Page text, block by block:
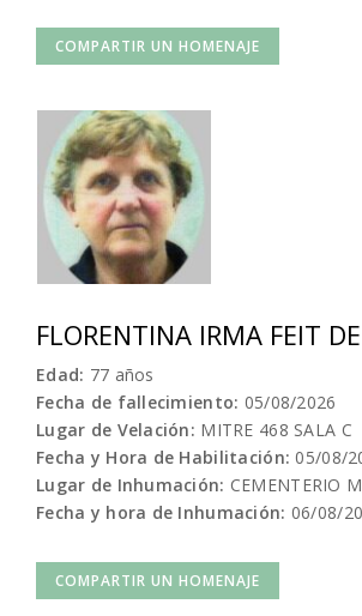
COMPARTIR UN HOMENAJE
FLORENTINA IRMA FEIT
Edad: 77 años
Fecha de fallecimiento: 05/08/2026
Lugar de Velación: MITRE 468 SALA C
Fecha y Hora de Habilitación: 05/08/
Lugar de Inhumación: CEMENTERIO
Fecha y hora de Inhumación: 06/08/
COMPARTIR UN HOMENAJE